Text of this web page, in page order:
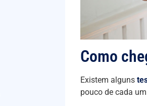
Como
Existem alguns
pouco de cada